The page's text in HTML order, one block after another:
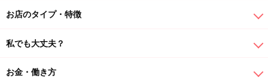
お店のタイプ・特徴
私でも大丈夫？
お金・働き方